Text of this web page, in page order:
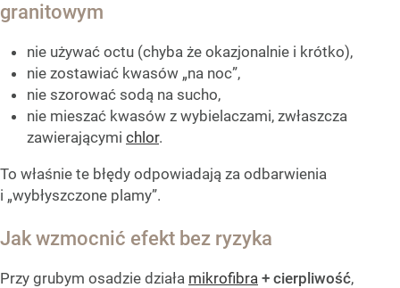
granitowym
nie używać octu (chyba że okazjonalnie i krótko),
nie zostawiać kwasów „na noc”,
nie szorować sodą na sucho,
nie mieszać kwasów z wybielaczami, zwłaszcza
zawierającymi chlor.
To właśnie te błędy odpowiadają za odbarwienia
i „wybłyszczone plamy”.
Jak wzmocnić efekt bez ryzyka
Przy grubym osadzie działa mikrofibra + cierpliwość,